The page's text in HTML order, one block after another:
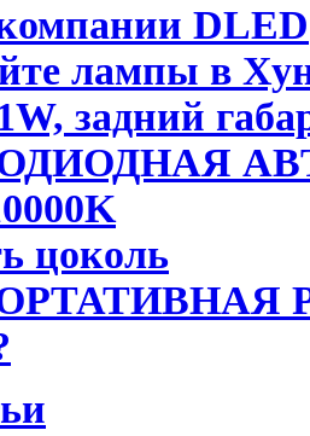
DLED
лампы в
задний
цоколь